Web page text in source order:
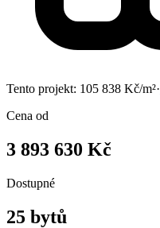
Tento projekt: 105 838 Kč/m²·
Cena od
3 893 630 Kč
Dostupné
25 bytů